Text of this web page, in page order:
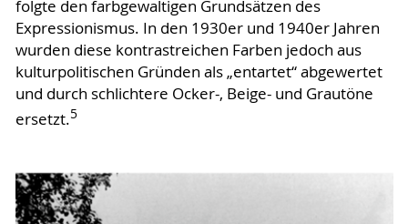
folgte den farbgewaltigen Grundsätzen des
Expressionismus. In den 1930er und 1940er Jahren
wurden diese kontrastreichen Farben jedoch aus
kulturpolitischen Gründen als „entartet“ abgewertet
und durch schlichtere Ocker-, Beige- und Grautöne
ersetzt.5